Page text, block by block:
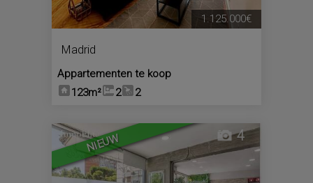
Madrid
Appartementen te koop
123m²
2 2
1.125.000€
NIEUW 4